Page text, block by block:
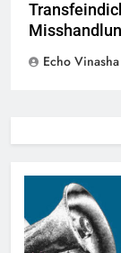
Echo